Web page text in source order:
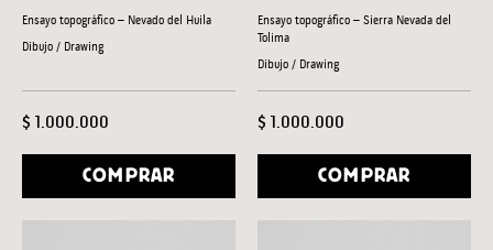
Ensayo topográfico – Nevado del Huila
Dibujo / Drawing
$ 1.000.000
COMPRAR
Ensayo topográfico – Sierra Nevada del
Tolima
Dibujo / Drawing
$ 1.000.000
COMPRAR